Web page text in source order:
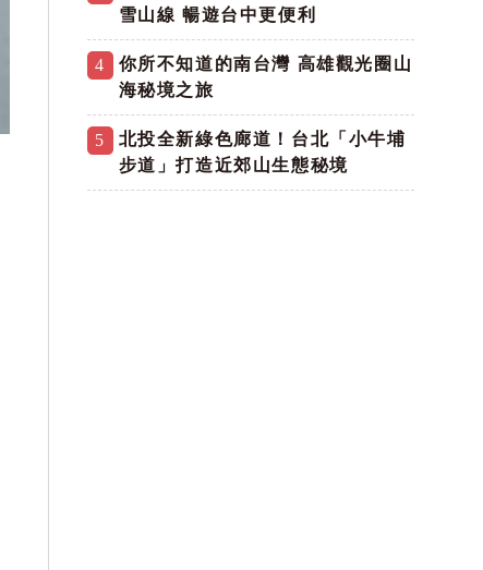
雪山線 暢遊台中更便利
4
你所不知道的南台灣 高雄觀光圈山
海秘境之旅
5
北投全新綠色廊道！台北「小牛埔
步道」打造近郊山生態秘境